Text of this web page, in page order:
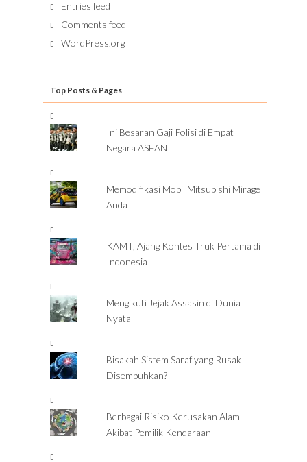
Entries feed
Comments feed
WordPress.org
Top Posts & Pages
Ini Besaran Gaji Polisi di Empat
Negara ASEAN
Memodifikasi Mobil Mitsubishi Mirage
Anda
KAMT, Ajang Kontes Truk Pertama di
Indonesia
Mengikuti Jejak Assasin di Dunia
Nyata
Bisakah Sistem Saraf yang Rusak
Disembuhkan?
Berbagai Risiko Kerusakan Alam
Akibat Pemilik Kendaraan